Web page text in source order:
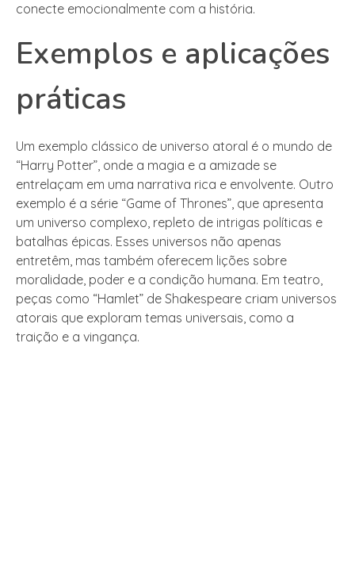
conecte emocionalmente com a história.
Exemplos e aplicações
práticas
Um exemplo clássico de universo atoral é o mundo de
“Harry Potter”, onde a magia e a amizade se
entrelaçam em uma narrativa rica e envolvente. Outro
exemplo é a série “Game of Thrones”, que apresenta
um universo complexo, repleto de intrigas políticas e
batalhas épicas. Esses universos não apenas
entretêm, mas também oferecem lições sobre
moralidade, poder e a condição humana. Em teatro,
peças como “Hamlet” de Shakespeare criam universos
atorais que exploram temas universais, como a
traição e a vingança.